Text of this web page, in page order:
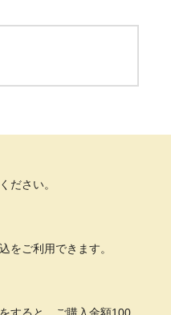
ださい。
をご利用できます。
すると、ご購入金額100